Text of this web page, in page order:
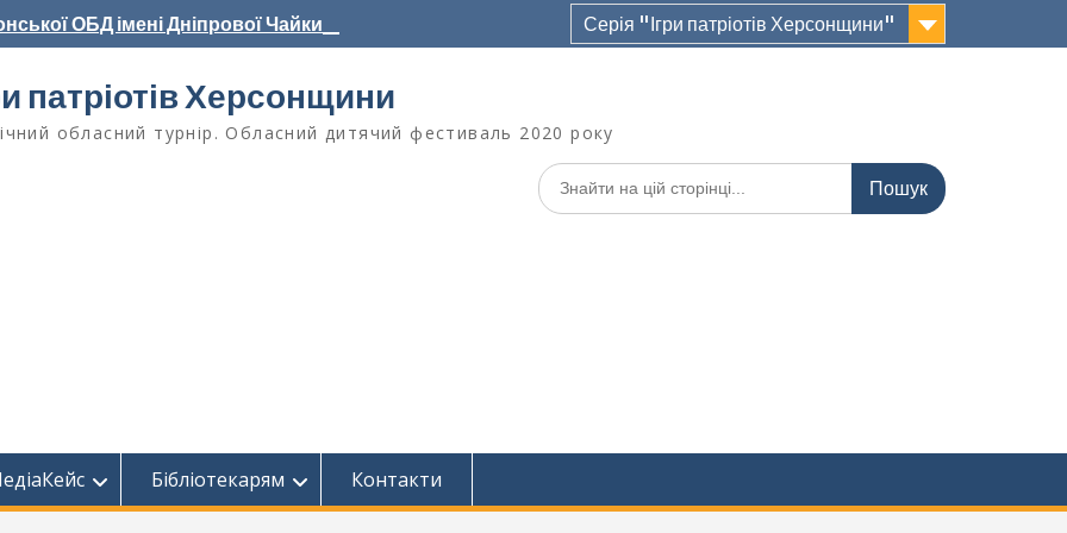
ОБД імені Дніпрової Чайки_ Серія "Ігри патріотів Херсонщини"
патріотів Херсонщини
обласний турнір. Обласний дитячий фестиваль 2020 року
Шукати:
Бібліотекарям Контакти